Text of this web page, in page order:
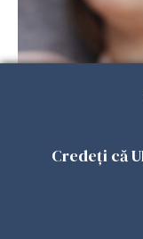
Alocație
100.000 de
Credeți că